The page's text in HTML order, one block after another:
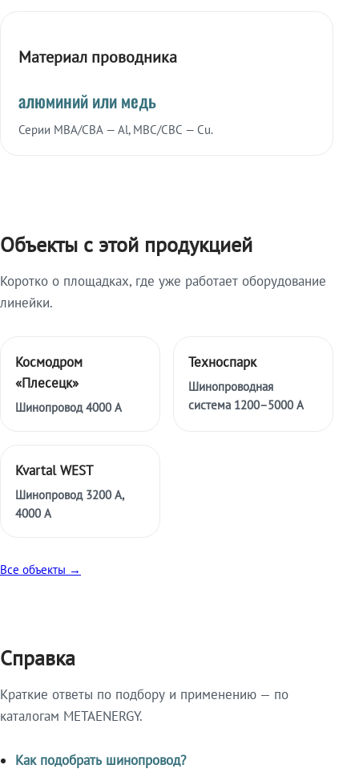
Материал проводника
алюминий или медь
Серии МВА/СВА — Al, МВС/СВС — Cu.
Объекты с этой продукцией
Коротко о площадках, где уже работает оборудование
линейки.
Космодром
«Плесецк»
Шинопровод 4000 А
Техноспарк
Шинопроводная
система 1200–5000 А
Kvartal WEST
Шинопровод 3200 А,
4000 А
Все объекты →
Справка
Краткие ответы по подбору и применению — по
каталогам METAENERGY.
Как подобрать шинопровод?